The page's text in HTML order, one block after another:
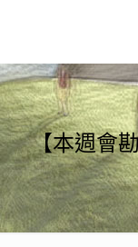
【本週會